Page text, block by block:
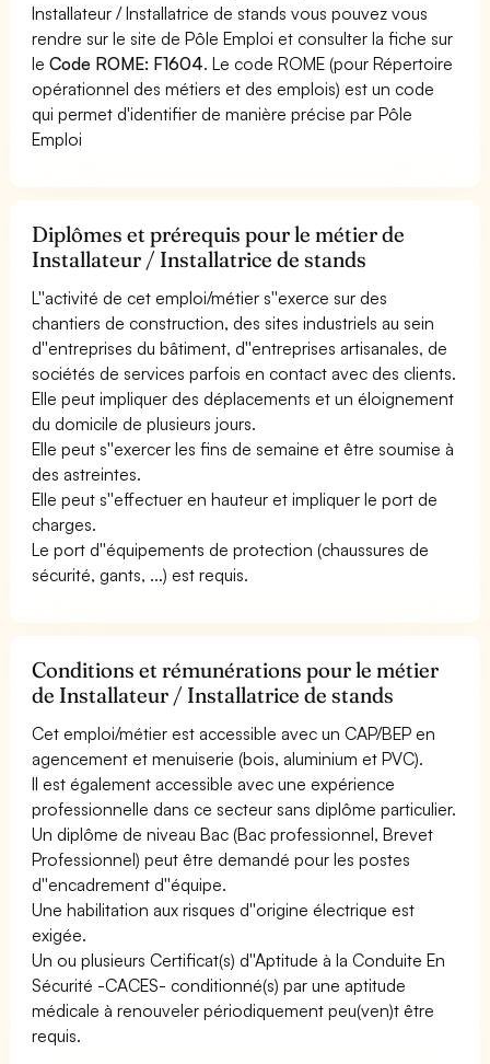
Installateur / Installatrice de stands vous pouvez vous
rendre sur le site de Pôle Emploi et consulter la fiche sur
leCode ROME: F1604. Le code ROME (pour Répertoire
opérationnel des métiers et des emplois) est un code
qui permet d'identifier de manière précise par Pôle
Emploi
Diplômes et prérequis pour le métier de
Installateur / Installatrice de stands
L''activité de cet emploi/métier s''exerce sur des
chantiers de construction, des sites industriels au sein
d''entreprises du bâtiment, d''entreprises artisanales, de
sociétés de services parfois en contact avec des clients.
Elle peut impliquer des déplacements et un éloignement
du domicile de plusieurs jours.
Elle peut s''exercer les fins de semaine et être soumise à
des astreintes.
Elle peut s''effectuer en hauteur et impliquer le port de
charges.
Le port d''équipements de protection (chaussures de
sécurité, gants, ...) est requis.
Conditions et rémunérations pour le métier
de Installateur / Installatrice de stands
Cet emploi/métier est accessible avec un CAP/BEP en
agencement et menuiserie (bois, aluminium et PVC).
Il est également accessible avec une expérience
professionnelle dans ce secteur sans diplôme particulier.
Un diplôme de niveau Bac (Bac professionnel, Brevet
Professionnel) peut être demandé pour les postes
d''encadrement d''équipe.
Une habilitation aux risques d''origine électrique est
exigée.
Un ou plusieurs Certificat(s) d''Aptitude à la Conduite En
Sécurité -CACES- conditionné(s) par une aptitude
médicale à renouveler périodiquement peu(ven)t être
requis.